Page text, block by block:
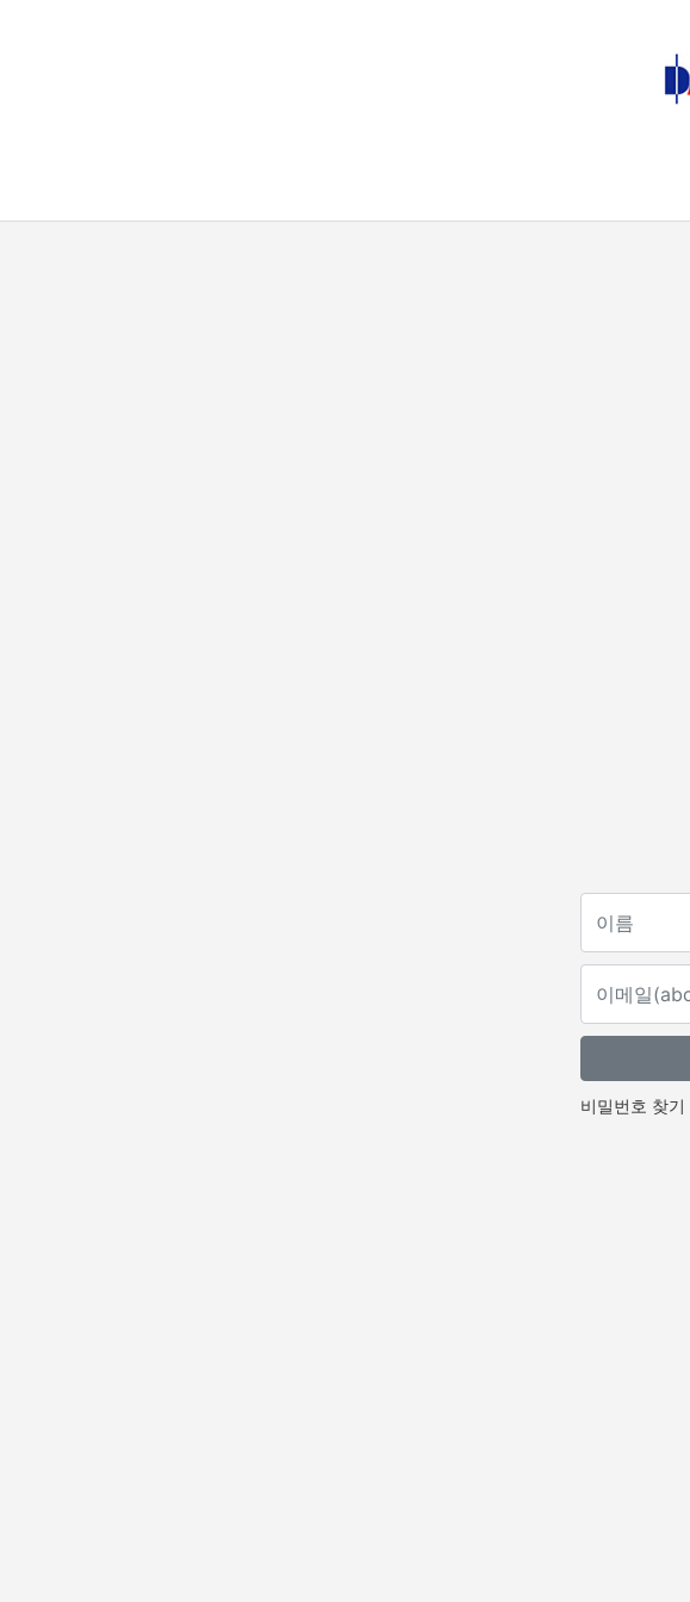
비밀번호 찾기